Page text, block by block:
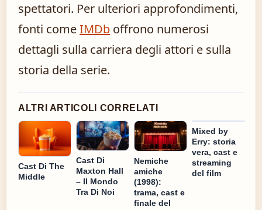
spettatori. Per ulteriori approfondimenti,
fonti comeIMDb offrono numerosi
dettagli sulla carriera degli attori e sulla
storia della serie.
ALTRI ARTICOLI CORRELATI
Cast Di The
Middle
Cast Di
Maxton Hall
– Il Mondo
Tra Di Noi
Nemiche
amiche
(1998):
trama, cast e
finale del
Mixed by
Erry: storia
vera, cast e
streaming
del film